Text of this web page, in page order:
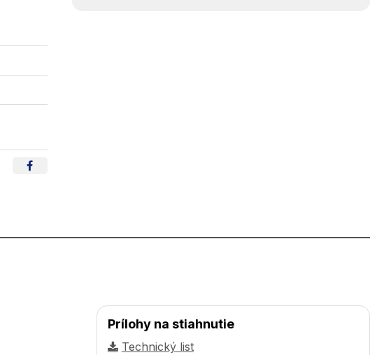
Prílohy na stiahnutie
Technický list